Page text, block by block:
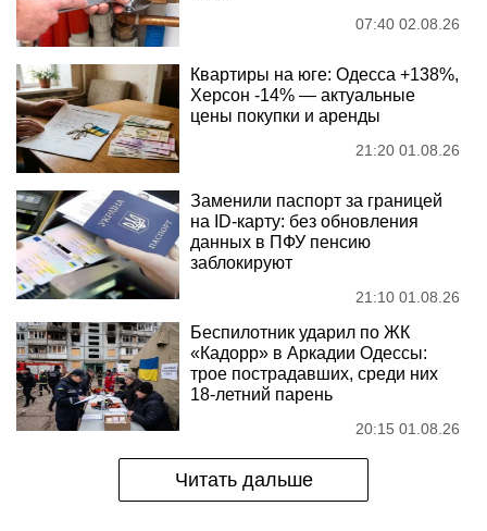
07:40 02.08.26
Квартиры на юге: Одесса +138%,
Херсон -14% — актуальные
цены покупки и аренды
21:20 01.08.26
Заменили паспорт за границей
на ID-карту: без обновления
данных в ПФУ пенсию
заблокируют
21:10 01.08.26
Беспилотник ударил по ЖК
«Кадорр» в Аркадии Одессы:
трое пострадавших, среди них
18-летний парень
20:15 01.08.26
Читать дальше